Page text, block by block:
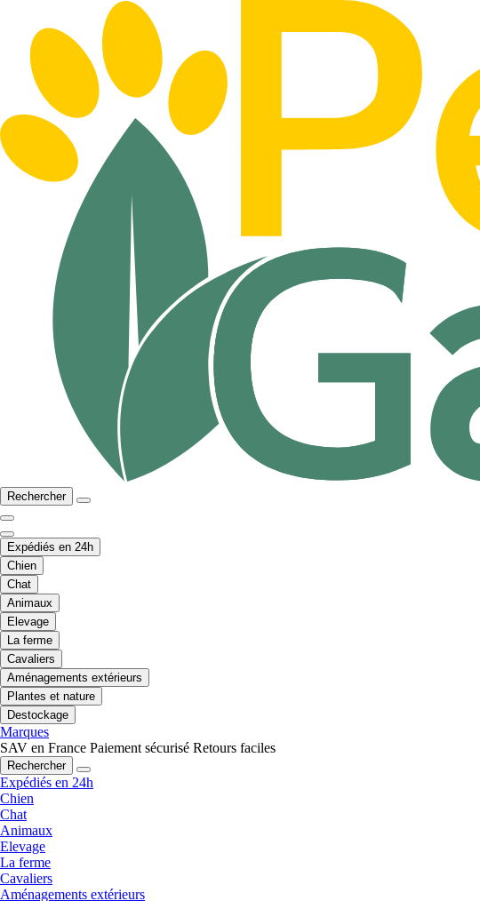
Rechercher
Expédiés en 24h
Chien
Chat
Animaux
Elevage
La ferme
Cavaliers
Aménagements extérieurs
Plantes et nature
Destockage
Marques
SAV en France Paiement sécurisé Retours faciles
Rechercher
Expédiés en 24h
Chien
Chat
Animaux
Elevage
La ferme
Cavaliers
Aménagements extérieurs